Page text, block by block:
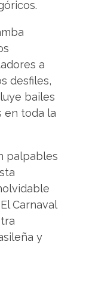
a
desfiles,
bailes
en toda la
palpables
Carnaval
y